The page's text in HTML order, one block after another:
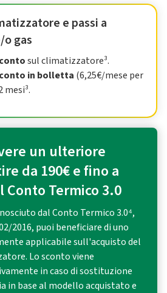
e passi a
gas
sul climatizzatore³.
in bolletta (6,25€/mese per
mesi³.
un ulteriore
da 190€ e fino a
Conto Termico 3.0
dal Conto Termico 3.0⁴,
2016, puoi beneficiare di uno
applicabile sull'acquisto del
Lo sconto viene
in caso di sostituzione
in base al modello acquistato e